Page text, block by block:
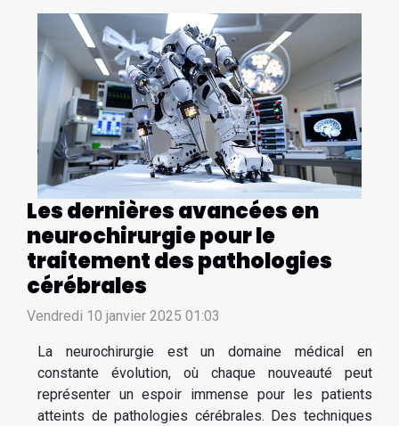
Les dernières avancées en
neurochirurgie pour le
traitement des pathologies
cérébrales
Vendredi 10 janvier 2025 01:03
La neurochirurgie est un domaine médical en
constante évolution, où chaque nouveauté peut
représenter un espoir immense pour les patients
atteints de pathologies cérébrales. Des techniques